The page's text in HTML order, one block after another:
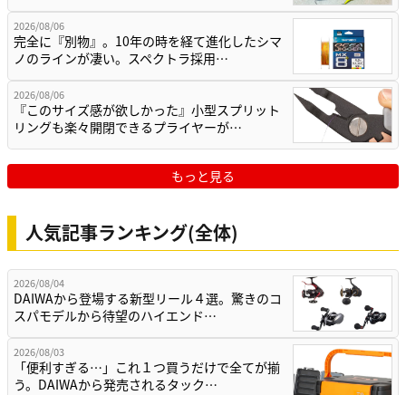
2026/08/06
完全に『別物』。10年の時を経て進化したシマ
ノのラインが凄い。スペクトラ採用…
2026/08/06
『このサイズ感が欲しかった』小型スプリット
リングも楽々開閉できるプライヤーが…
もっと見る
人気記事ランキング(全体)
2026/08/04
DAIWAから登場する新型リール４選。驚きのコ
スパモデルから待望のハイエンド…
2026/08/03
「便利すぎる…」これ１つ買うだけで全てが揃
う。DAIWAから発売されるタック…